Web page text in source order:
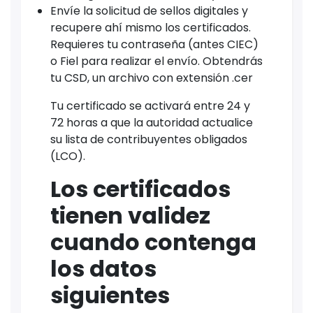
Envíe la solicitud de sellos digitales y
recupere ahí mismo los certificados.
Requieres tu contraseña (antes CIEC)
o Fiel para realizar el envío. Obtendrás
tu CSD, un archivo con extensión .cer
Tu certificado se activará entre 24 y
72 horas a que la autoridad actualice
su lista de contribuyentes obligados
(LCO).
Los certificados
tienen validez
cuando contenga
los datos
siguientes